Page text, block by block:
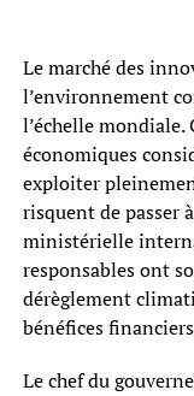
Le marché des
l’environnement
l’échelle mondiale.
économiques
exploiter
risquent de passer
ministérielle
responsables ont
dérèglement
bénéfices
Le chef du